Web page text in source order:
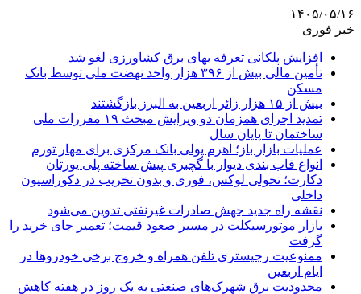
۱۴۰۵/۰۵/۱۶
خبر فوری
افزایش پلکانی تعرفه بهای برق کشاورزی لغو شد
تأمین مالی بیش از ۳۹۶ هزار واحد نهضت ملی توسط بانک
مسکن
بیش از ۱۵ هزار زائر اربعین به البرز بازگشتند
تمدید اجرای همزمان دو ویرایش مبحث ۱۹ مقررات ملی
ساختمان تا پایان سال
عملیات بازار باز؛ اهرم پولی بانک مرکزی برای مهار تورم
انواع قاب بندی دیوار با گچبری پیش ساخته پلی یورتان
دکارت؛ تحولی لوکس، فوری و بدون تخریب در دکوراسیون
داخلی
نقشه راه جدید جهش صادرات غیرنفتی تدوین می‌شود
بازار موتورسیکلت در مسیر صعود قیمت؛ تعمیر جای خرید را
گرفت
ممنوعیت رجیستری تلفن همراه و خروج برخی خودروها در
ایام اربعین
محدودیت برق شهرک‌های صنعتی به یک روز در هفته کاهش